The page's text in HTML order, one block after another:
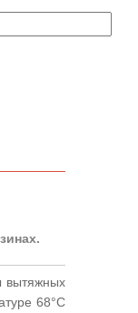
вытяжных
68°С